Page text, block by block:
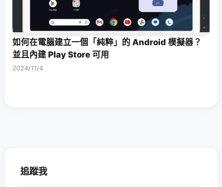
如何在電腦建立一個「純粹」的 Android 模擬器？
並且內建 Play Store 可用
2024/11/4
追蹤我